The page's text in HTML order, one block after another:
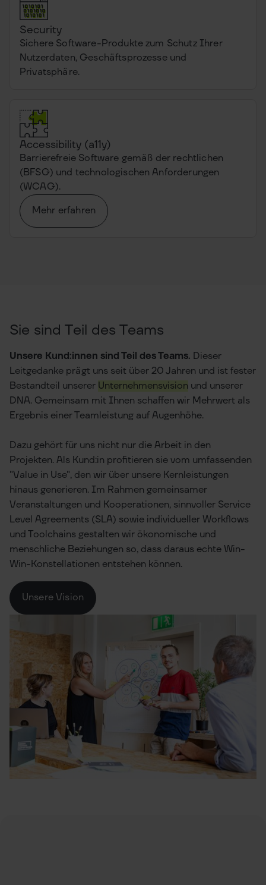
Security
Sichere Software-Produkte zum Schutz Ihrer
Nutzerdaten, Geschäftsprozesse und
Privatsphäre.
Accessibility (a11y)
Barrierefreie Software gemäß der rechtlichen
(BFSG) und technologischen Anforderungen
(WCAG).
Mehr erfahren
Sie sind Teil des Teams
Unsere Kund:innen sind Teil des Teams. Dieser
Leitgedanke prägt uns seit über 20 Jahren und ist fester
Bestandteil unserer Unternehmensvision und unserer
DNA. Gemeinsam mit Ihnen schaffen wir Mehrwert als
Ergebnis einer Teamleistung auf Augenhöhe.
Dazu gehört für uns nicht nur die Arbeit in den
Projekten. Als Kund:in profitieren sie vom umfassenden
"Value in Use", den wir über unsere Kernleistungen
hinaus generieren. Im Rahmen gemeinsamer
Veranstaltungen und Kooperationen, sinnvoller Service
Level Agreements (SLA) sowie individueller Workflows
und Toolchains gestalten wir ökonomische und
menschliche Beziehungen so, dass daraus echte Win-
Win-Konstellationen entstehen können.
Unsere Vision